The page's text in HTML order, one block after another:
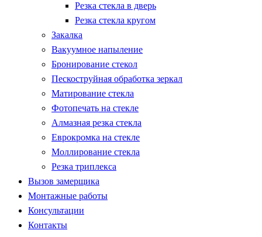
Резка стекла в дверь
Резка стекла кругом
Закалка
Вакуумное напыление
Бронирование стекол
Пескоструйная обработка зеркал
Матирование стекла
Фотопечать на стекле
Алмазная резка стекла
Еврокромка на стекле
Моллирование стекла
Резка триплекса
Вызов замерщика
Монтажные работы
Консультации
Контакты